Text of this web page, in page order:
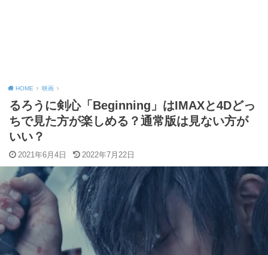
HOME 映画
るろうに剣心「Beginning」はIMAXと4Dどっ
ちで見た方が楽しめる？通常版は見ない方が
いい？
2021年6月4日 2022年7月22日